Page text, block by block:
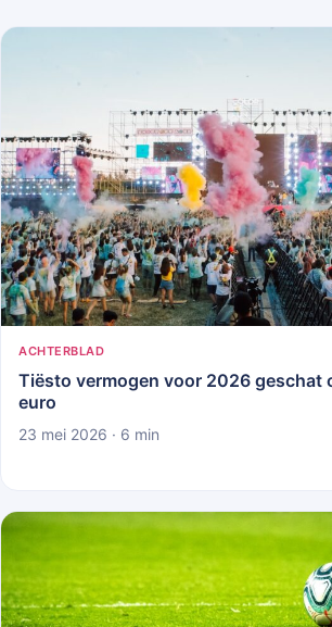
ACHTERBLAD
Tiësto vermogen voor 2026 geschat
euro
23 mei 2026 · 6 min